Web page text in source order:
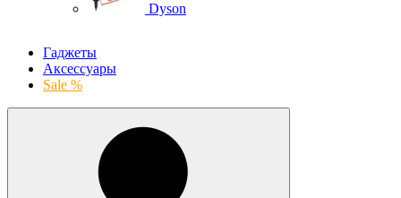
Dyson
Гаджеты
Аксессуары
Sale %